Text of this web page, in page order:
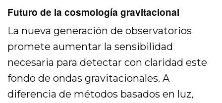
Futuro de la cosmología gravitacional
La nueva generación de observatorios
promete aumentar la sensibilidad
necesaria para detectar con claridad este
fondo de ondas gravitacionales. A
diferencia de métodos basados en luz,